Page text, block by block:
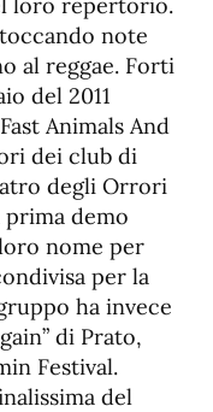
note
al reggae. Forti
del 2011
Animals And
dei club di
degli Orrori
prima demo
nome per
per la
ha invece
di Prato,
Festival.
del